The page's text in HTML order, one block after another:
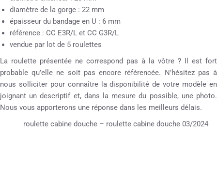
diamètre de la gorge : 22 mm
épaisseur du bandage en U : 6 mm
référence : CC E3R/L et CC G3R/L
vendue par lot de 5 roulettes
La roulette présentée ne correspond pas à la vôtre ? Il est fort
probable qu’elle ne soit pas encore référencée. N’hésitez pas à
nous solliciter pour connaître la disponibilité de votre modèle en
joignant un descriptif et, dans la mesure du possible, une photo.
Nous vous apporterons une réponse dans les meilleurs délais.
roulette cabine douche – roulette cabine douche 03/2024